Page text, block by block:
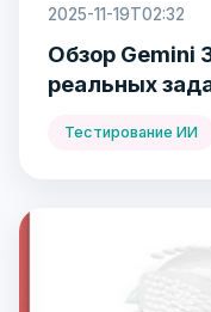
2025-11-19T02:32
Обзор Gemini
реальных
Тестирование ИИ